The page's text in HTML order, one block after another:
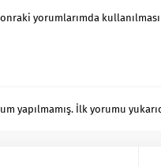
yorumlarımda
yapılmamış. İlk yorumu